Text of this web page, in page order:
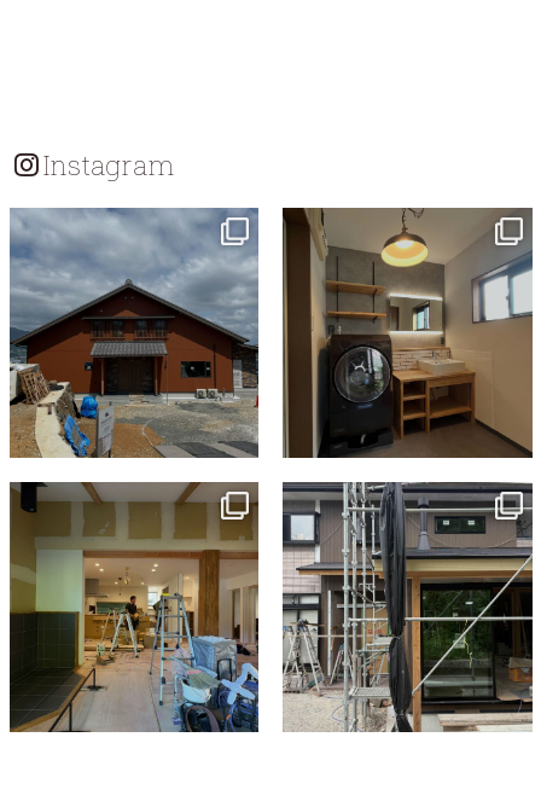
ョ
ン
Instagram
tomohouseinc
7月 18
tomohouseinc
7月 13
tomohouseinc
tomohouseinc
6月 3